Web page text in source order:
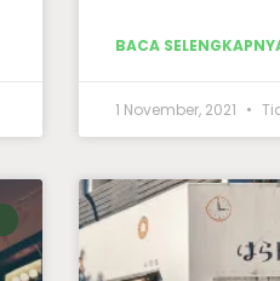
BACA
1 November, 2021